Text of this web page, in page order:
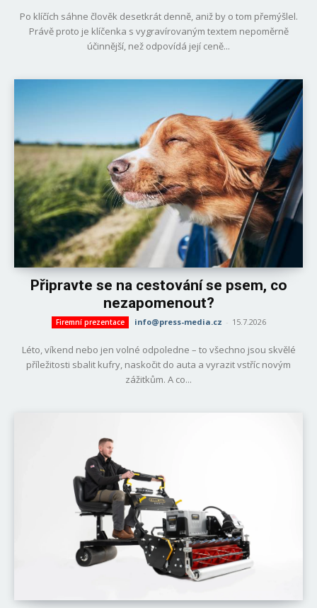
Po klíčích sáhne člověk desetkrát denně, aniž by o tom přemýšlel.
Právě proto je klíčenka s vygravírovaným textem nepoměrně
účinnější, než odpovídá její ceně...
Připravte se na cestování se psem, co
nezapomenout?
Firemní prezentace info@press-media.cz - 15.7.2026
Léto, víkend nebo jen volné odpoledne – to všechno jsou skvělé
příležitosti sbalit kufry, naskočit do auta a vyrazit vstříc novým
zážitkům. A co...